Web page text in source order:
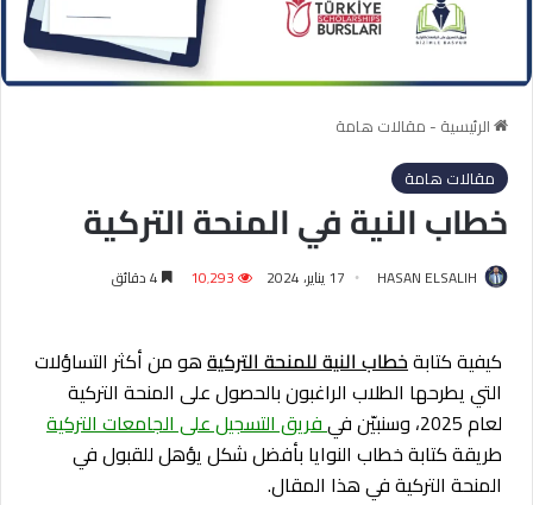
الرئيسية - مقالات هامة
مقالات هامة
خطاب النية في المنحة التركية
HASAN ELSALIH 17 يناير، 2024 10٬293
كيفية كتابةخطاب النية للمنحة التركيةهو من أكثر التساؤلات
التي يطرحها الطلاب الراغبون بالحصول على المنحة التركية
لعام 2025، وسنبيّن في
فريق التسجيل على الجامعات التركية
طريقة كتابة خطاب النوايا بأفضل شكل يؤهل للقبول في
المنحة التركية في هذا المقال.